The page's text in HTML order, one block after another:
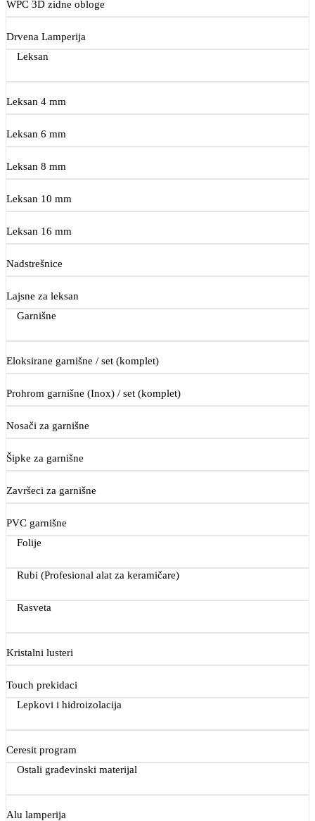
WPC 3D zidne obloge
Drvena Lamperija
Leksan
Leksan 4 mm
Leksan 6 mm
Leksan 8 mm
Leksan 10 mm
Leksan 16 mm
Nadstrešnice
Lajsne za leksan
Garnišne
Eloksirane garnišne / set (komplet)
Prohrom garnišne (Inox) / set (komplet)
Nosači za garnišne
Šipke za garnišne
Završeci za garnišne
PVC garnišne
Folije
Rubi (Profesional alat za keramičare)
Rasveta
Kristalni lusteri
Touch prekidaci
Lepkovi i hidroizolacija
Ceresit program
Ostali građevinski materijal
Alu lamperija